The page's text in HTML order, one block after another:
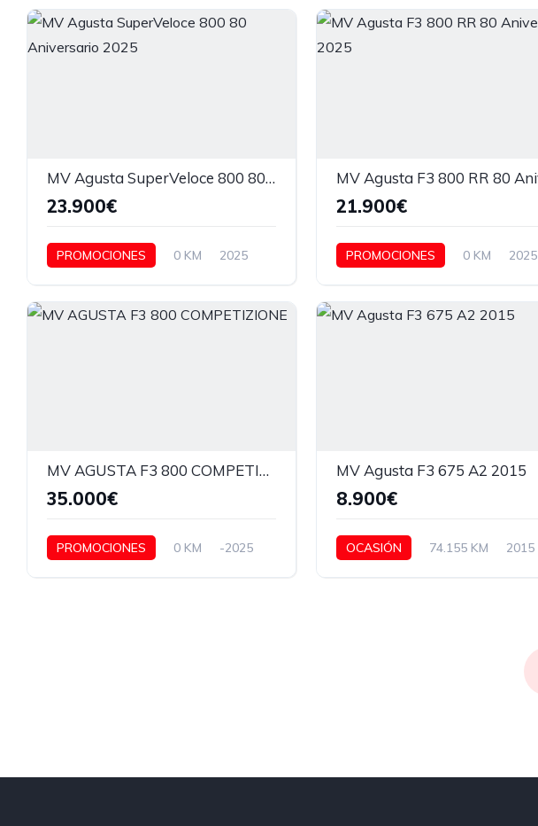
MV Agusta SuperVeloce 800 80 Aniversario 2025
23.900€
PROMOCIONES 0 KM 2025
21.900€
PROMOCIONES 0 KM 2025
MV AGUSTA F3 800 COMPETIZIONE
35.000€
PROMOCIONES 0 KM -2025
MV Agusta F3 675 A2 2015
8.900€
OCASIÓN 74.155 KM 2015